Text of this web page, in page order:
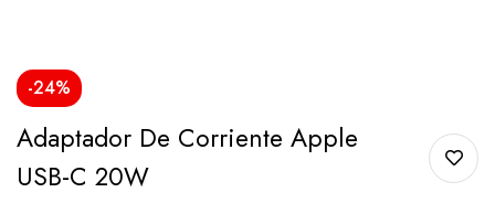
-24%
Adaptador De Corriente Apple
USB-C 20W